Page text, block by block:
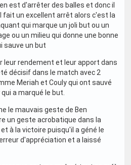
est d'arrêter des balles et donc il
un excellent arrêt alors c'est la
qui marque un joli but ou un
ou un milieu qui donne une bonne
sauve un but
leur rendement et leur apport dans
décisif dans le match avec 2
Meriah et Couly qui ont sauvé
a marqué le but.
le mauvais geste de Ben
un geste acrobatique dans la
à la victoire puisqu'il a géné le
d'appréciation et a laissé